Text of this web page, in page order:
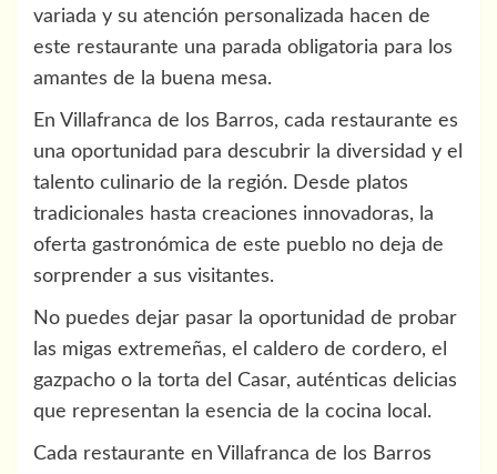
variada y su atención personalizada hacen de
este restaurante una parada obligatoria para los
amantes de la buena mesa.
En Villafranca de los Barros, cada restaurante es
una oportunidad para descubrir la diversidad y el
talento culinario de la región. Desde platos
tradicionales hasta creaciones innovadoras, la
oferta gastronómica de este pueblo no deja de
sorprender a sus visitantes.
No puedes dejar pasar la oportunidad de probar
las migas extremeñas, el caldero de cordero, el
gazpacho o la torta del Casar, auténticas delicias
que representan la esencia de la cocina local.
Cada restaurante en Villafranca de los Barros